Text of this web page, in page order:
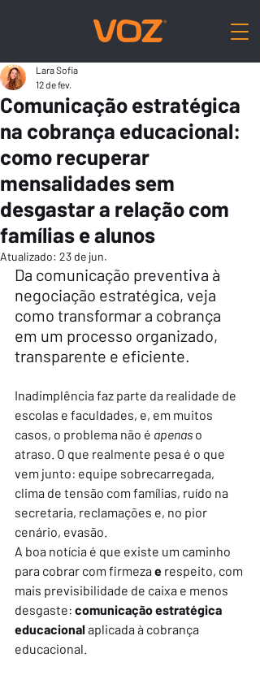
Comunicação estratégica
na cobrança educacional:
como recuperar
mensalidades sem
desgastar a relação com
famílias e alunos
Lara Sofia
12 de fev.
Atualizado: 23 de jun.
Da comunicação preventiva à
negociação estratégica, veja
como transformar a cobrança
em um processo organizado,
transparente e eficiente.
Inadimplência faz parte da realidade de
escolas e faculdades, e, em muitos
casos, o problema não é apenas o
atraso. O que realmente pesa é o que
vem junto: equipe sobrecarregada,
clima de tensão com famílias, ruído na
secretaria, reclamações e, no pior
cenário, evasão.
A boa notícia é que existe um caminho
para cobrar com firmeza e respeito, com
mais previsibilidade de caixa e menos
desgaste: comunicação estratégica
educacional aplicada à cobrança
educacional.